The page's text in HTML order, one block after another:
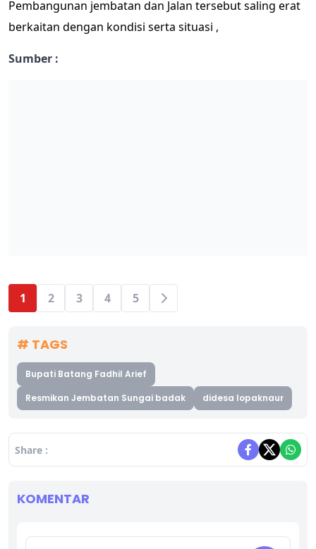
Pembangunan jembatan dan Jalan tersebut saling erat
berkaitan dengan kondisi serta situasi ,
Sumber :
1 2 3 4 5
# TAGS
Bupati Batang Fadhil Arief
Resmikan Jembatan Sungai badak
didesa lopaknaur
Share :
KOMENTAR